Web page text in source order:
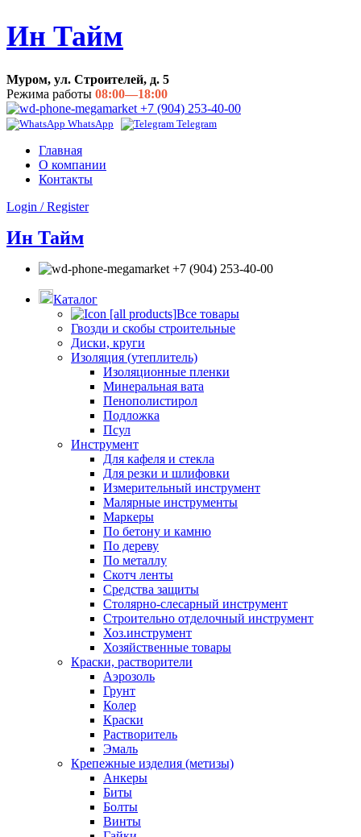
Ин Тайм
Муром, ул. Строителей, д. 5
Режима работы 08:00—18:00
+7 (904) 253-40-00
WhatsApp Telegram
Главная
О компании
Контакты
Login / Register
Ин Тайм
+7 (904) 253-40-00
Каталог
Все товары
Гвозди и скобы строительные
Диски, круги
Изоляция (утеплитель)
Изоляционные пленки
Минеральная вата
Пенополистирол
Подложка
Псул
Инструмент
Для кафеля и стекла
Для резки и шлифовки
Измерительный инструмент
Малярные инструменты
Маркеры
По бетону и камню
По дереву
По металлу
Скотч ленты
Средства защиты
Столярно-слесарный инструмент
Строительно отделочный инструмент
Хоз.инструмент
Хозяйственные товары
Краски, растворители
Аэрозоль
Грунт
Колер
Краски
Растворитель
Эмаль
Крепежные изделия (метизы)
Анкеры
Биты
Болты
Винты